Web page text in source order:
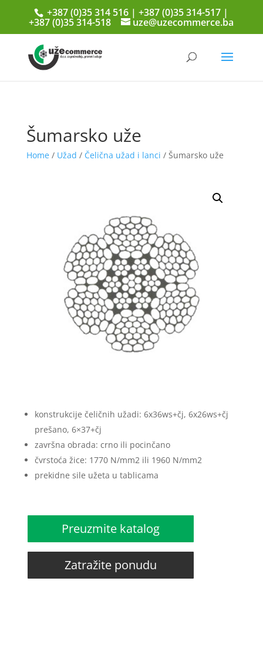
+387 (0)35 314 516 | +387 (0)35 314-517 |
+387 (0)35 314-518 uze@uzecommerce.ba
Šumarsko uže
Home/ Užad / Čelična užad i lanci / Šumarsko uže
konstrukcije čeličnih užadi: 6x36ws+čj, 6x26ws+čj
prešano, 6×37+čj
završna obrada: crno ili pocinčano
čvrstoća žice: 1770 N/mm2 ili 1960 N/mm2
prekidne sile užeta u tablicama
Preuzmite katalog
Zatražite ponudu